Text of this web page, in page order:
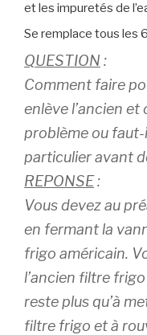
et les impuretés de
Se remplace tous les
QUESTION :
Comment faire
enlève l’ancien et
problème ou
particulier avant
REPONSE:
Vous devez au
en fermant la
frigo américain.
l’ancien filtre
reste plus qu’à
filtre frigo et à